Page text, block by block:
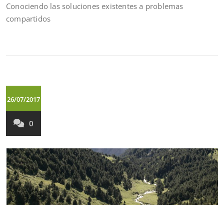
Conociendo las soluciones existentes a problemas
compartidos
26/07/2017
0